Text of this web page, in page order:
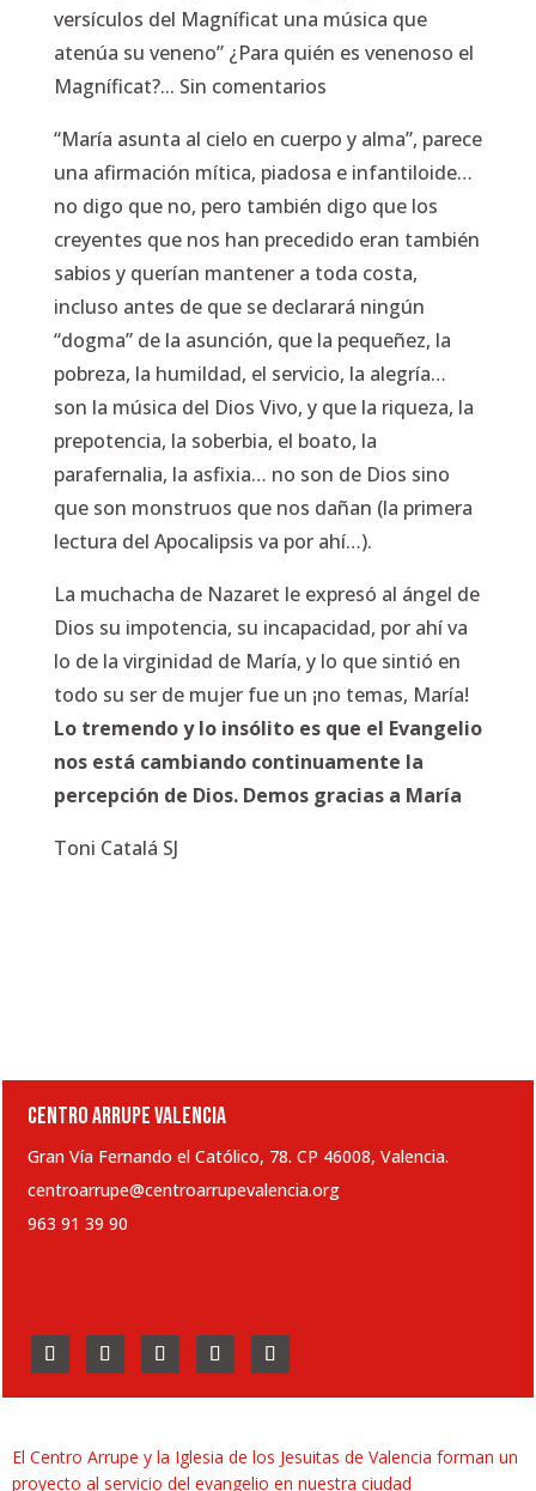
versículos del Magníficat una música que
atenúa su veneno” ¿Para quién es venenoso el
Magníficat?... Sin comentarios
“María asunta al cielo en cuerpo y alma”, parece
una afirmación mítica, piadosa e infantiloide…
no digo que no, pero también digo que los
creyentes que nos han precedido eran también
sabios y querían mantener a toda costa,
incluso antes de que se declarará ningún
“dogma” de la asunción, que la pequeñez, la
pobreza, la humildad, el servicio, la alegría…
son la música del Dios Vivo, y que la riqueza, la
prepotencia, la soberbia, el boato, la
parafernalia, la asfixia… no son de Dios sino
que son monstruos que nos dañan (la primera
lectura del Apocalipsis va por ahí…).
La muchacha de Nazaret le expresó al ángel de
Dios su impotencia, su incapacidad, por ahí va
lo de la virginidad de María, y lo que sintió en
todo su ser de mujer fue un ¡no temas, María!
Lo tremendo y lo insólito es que el Evangelio
nos está cambiando continuamente la
percepción de Dios. Demos gracias a María
Toni Catalá SJ
CENTRO ARRUPE VALENCIA
Gran Vía Fernando el Católico, 78. CP 46008, Valencia.
centroarrupe@centroarrupevalencia.org
963 91 39 90
El Centro Arrupe y la Iglesia de los Jesuitas de Valencia forman un
proyecto al servicio del evangelio en nuestra ciudad